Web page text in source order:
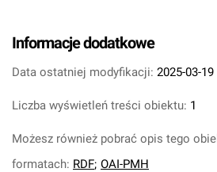
Informacje dodatkowe
Data ostatniej modyfikacji: 2025-03-19
Liczba wyświetleń treści obiektu: 1
Możesz również pobrać opis tego
formatach: RDF; OAI-PMH